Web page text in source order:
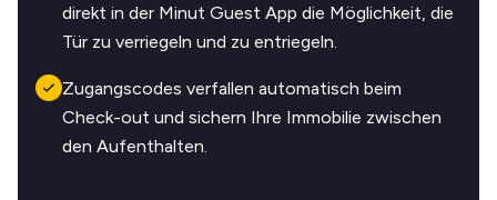
direkt in der Minut Guest App die Möglichkeit, die
Tür zu verriegeln und zu entriegeln.
Zugangscodes verfallen automatisch beim
Check-out und sichern Ihre Immobilie zwischen
den Aufenthalten.